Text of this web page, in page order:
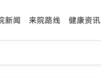
新闻 来院路线 健康资讯